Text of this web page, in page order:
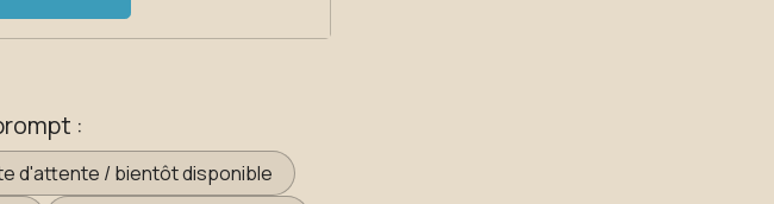
:
d'attente / bientôt disponible